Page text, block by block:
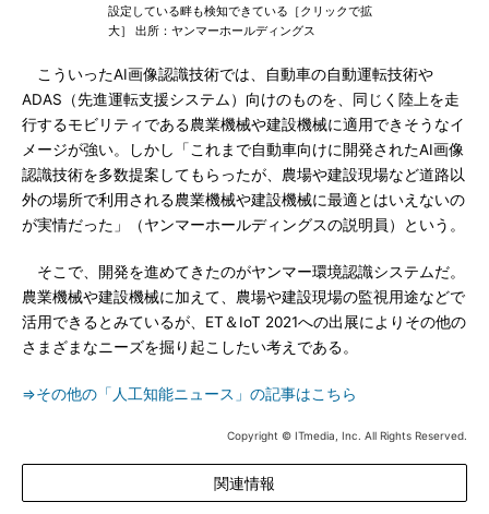
設定している畔も検知できている［クリックで拡
大］ 出所：ヤンマーホールディングス
こういったAI画像認識技術では、自動車の自動運転技術や
ADAS（先進運転支援システム）向けのものを、同じく陸上を走
行するモビリティである農業機械や建設機械に適用できそうなイ
メージが強い。しかし「これまで自動車向けに開発されたAI画像
認識技術を多数提案してもらったが、農場や建設現場など道路以
外の場所で利用される農業機械や建設機械に最適とはいえないの
が実情だった」（ヤンマーホールディングスの説明員）という。
そこで、開発を進めてきたのがヤンマー環境認識システムだ。
農業機械や建設機械に加えて、農場や建設現場の監視用途などで
活用できるとみているが、ET＆IoT 2021への出展によりその他の
さまざまなニーズを掘り起こしたい考えである。
⇒その他の「人工知能ニュース」の記事はこちら
Copyright © ITmedia, Inc. All Rights Reserved.
関連情報